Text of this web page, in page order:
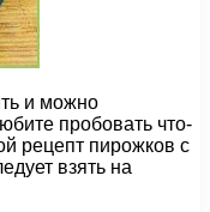
и можно
пробовать что-
рецепт пирожков с
взять на